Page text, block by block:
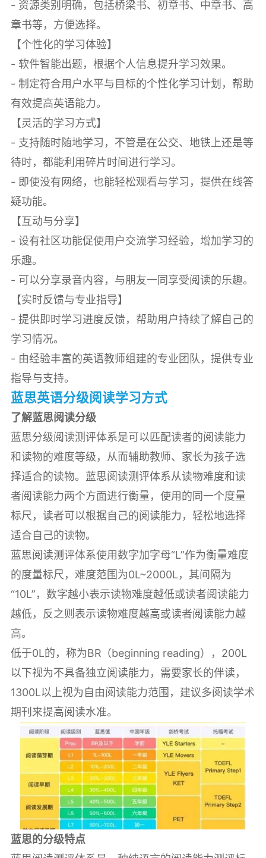
- 资源类别明确，包括桥梁书、初章书、中章书、高
章书等，方便选择。
【个性化的学习体验】
- 软件智能出题，根据个人信息提升学习效果。
- 制定符合用户水平与目标的个性化学习计划，帮助
有效提高英语能力。
【灵活的学习方式】
- 支持随时随地学习，不管是在公交、地铁上还是等
待时，都能利用碎片时间进行学习。
- 即使没有网络，也能轻松观看与学习，提供在线答
疑功能。
【互动与分享】
- 设有社区功能促使用户交流学习经验，增加学习的
乐趣。
- 可以分享录音内容，与朋友一同享受阅读的乐趣。
【实时反馈与专业指导】
- 提供即时学习进度反馈，帮助用户持续了解自己的
学习情况。
- 由经验丰富的英语教师组建的专业团队，提供专业
指导与支持。
蓝思英语分级阅读学习方式
了解蓝思阅读分级
蓝思分级阅读测评体系是可以匹配读者的阅读能力
和读物的难度等级，从而辅助教师、家长为孩子选
择适合的读物。蓝思阅读测评体系从读物难度和读
者阅读能力两个方面进行衡量，使用的同一个度量
标尺，读者可以根据自己的阅读能力，轻松地选择
适合自己的读物。
蓝思阅读测评体系使用数字加字母“L”作为衡量难度
的度量标尺，难度范围为0L~2000L，其间隔为
“10L”，数字越小表示读物难度越低或读者阅读能力
越低，反之则表示读物难度越高或读者阅读能力越
高。
低于0L的，称为BR（beginning reading），200L
以下视为不具备独立阅读能力，需要家长的伴读，
1300L以上视为自由阅读能力范围，建议多阅读学术
期刊来提高阅读水准。
蓝思的分级特点